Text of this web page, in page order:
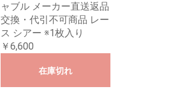
ャブル メーカー直送返品
交換・代引不可商品 レー
ス シアー ※1枚入り
￥6,600
在庫切れ